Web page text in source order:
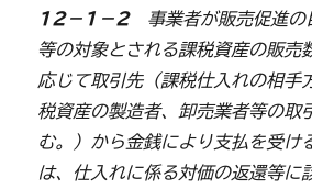
12－1－2 事業者が販売促進
等の対象とされる課税資産の販売
応じて取引先（課税仕入れの相手
税資産の製造者、卸売業者等の取
む。）から金銭により支払を受け
は、仕入れに係る対価の返還等に